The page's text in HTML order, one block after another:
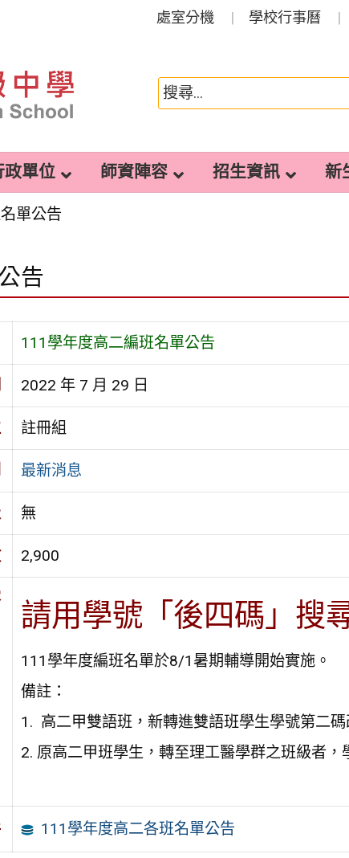
處室分機 學校行事曆
政單位 師資陣容 招生資訊 新
單公告
告
111學年度高二編班名單公告
2022 年 7 月 29 日
註冊組
最新消息
無
2,900
請用學號「後四碼」搜
111學年度編班名單於8/1暑期輔導開始實施。
備註：
1. 高二甲雙語班，新轉進雙語班學生學號第二碼
2. 原高二甲班學生，轉至理工醫學群之班級者，
111學年度高二各班名單公告